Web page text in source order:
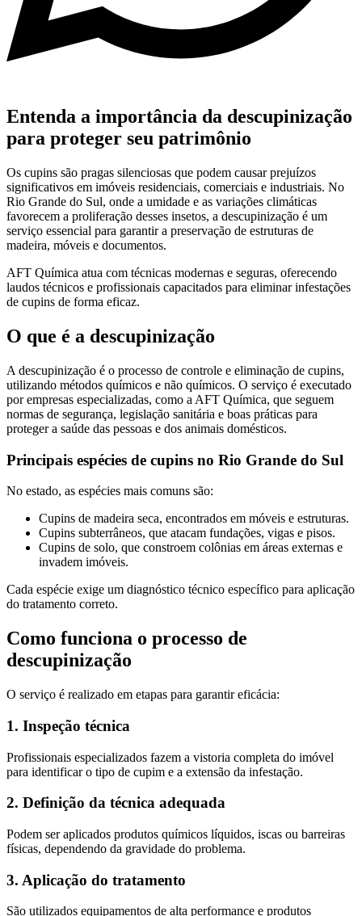
Entenda a importância da descupinização
para proteger seu patrimônio
Os cupins são pragas silenciosas que podem causar prejuízos
significativos em imóveis residenciais, comerciais e industriais. No
Rio Grande do Sul, onde a umidade e as variações climáticas
favorecem a proliferação desses insetos, a descupinização é um
serviço essencial para garantir a preservação de estruturas de
madeira, móveis e documentos.
AFT Química atua com técnicas modernas e seguras, oferecendo
laudos técnicos e profissionais capacitados para eliminar infestações
de cupins de forma eficaz.
O que é a descupinização
A descupinização é o processo de controle e eliminação de cupins,
utilizando métodos químicos e não químicos. O serviço é executado
por empresas especializadas, como a AFT Química, que seguem
normas de segurança, legislação sanitária e boas práticas para
proteger a saúde das pessoas e dos animais domésticos.
Principais espécies de cupins no Rio Grande do Sul
No estado, as espécies mais comuns são:
Cupins de madeira seca, encontrados em móveis e estruturas.
Cupins subterrâneos, que atacam fundações, vigas e pisos.
Cupins de solo, que constroem colônias em áreas externas e
invadem imóveis.
Cada espécie exige um diagnóstico técnico específico para aplicação
do tratamento correto.
Como funciona o processo de
descupinização
O serviço é realizado em etapas para garantir eficácia:
1. Inspeção técnica
Profissionais especializados fazem a vistoria completa do imóvel
para identificar o tipo de cupim e a extensão da infestação.
2. Definição da técnica adequada
Podem ser aplicados produtos químicos líquidos, iscas ou barreiras
físicas, dependendo da gravidade do problema.
3. Aplicação do tratamento
São utilizados equipamentos de alta performance e produtos